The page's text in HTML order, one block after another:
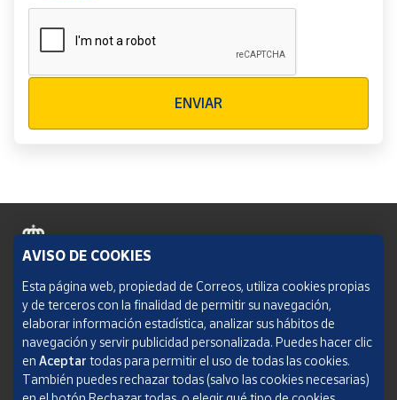
ENVIAR
Política de cookies
Aviso legal
Condiciones del servicio
Política de Privacidad Web
AVISO DE COOKIES
Esta página web, propiedad de Correos, utiliza cookies propias
y de terceros con la finalidad de permitir su navegación,
elaborar información estadística, analizar sus hábitos de
navegación y servir publicidad personalizada. Puedes hacer clic
en Aceptar todas para permitir el uso de todas las cookies.
También puedes rechazar todas (salvo las cookies necesarias)